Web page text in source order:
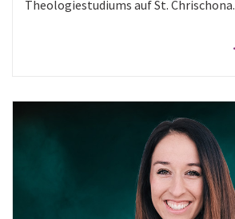
Theologiestudiums auf St. Chrischona.